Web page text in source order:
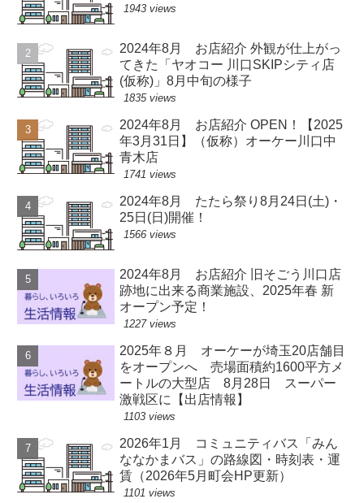
1943 views
2024年8月 お店紹介 外観が仕上がっ
てきた「ヤオコー 川口SKIPシティ店
(仮称)」8月中旬の様子
1835 views
2024年8月 お店紹介 OPEN！【2025
年3月31日】（仮称）オーケー川口中
青木店
1741 views
2024年8月 たたら祭り8月24日(土)・
25日(日)開催！
1566 views
2024年8月 お店紹介 旧そごう川口店
跡地に出来る商業施設、2025年春 新
オープン予定！
1227 views
2025年８月 オーケーが埼玉20店舗目
をオープンへ 売場面積約1600平方メ
ートルの大型店 8月28日 スーパー
激戦区に【出店情報】
1103 views
2026年1月 コミュニティバス「みん
ななかまバス」の路線図・時刻表・運
賃（2026年5月町会HP更新）
1101 views